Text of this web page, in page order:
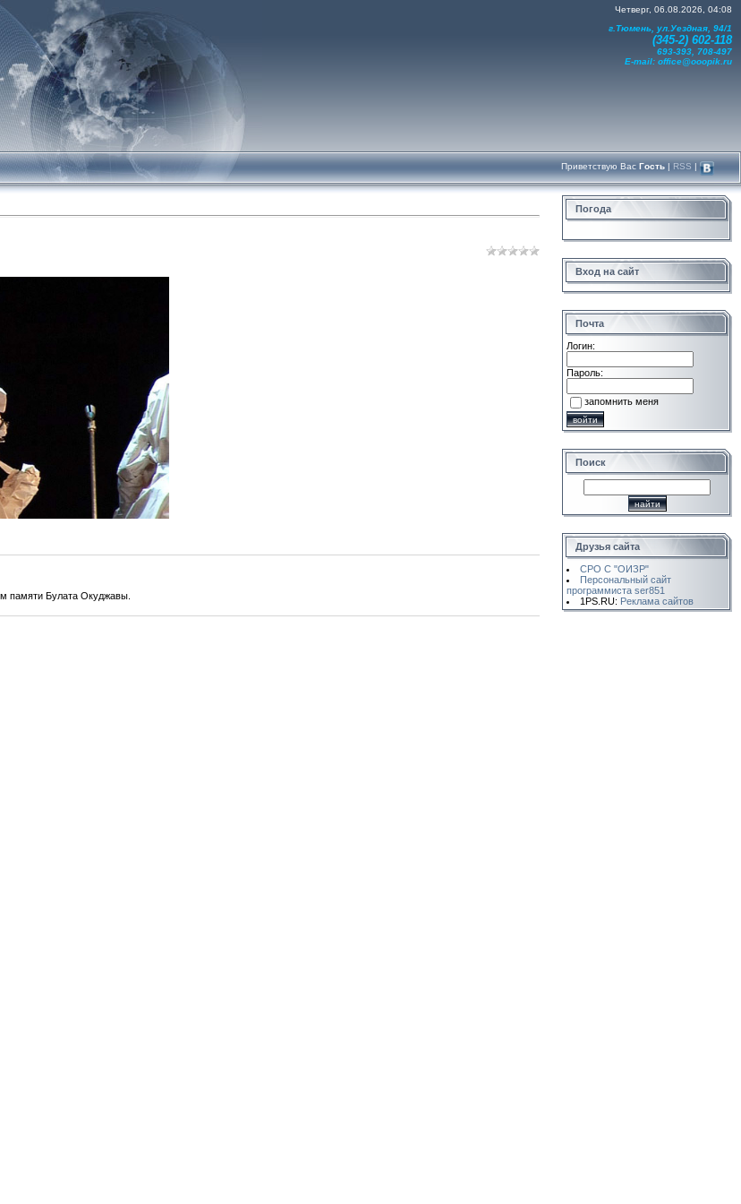
Четверг, 06.08.2026, 04:08
г.Тюмень, ул.Уездная, 94/1
(345-2) 602-118
693-393, 708-497
E-mail: office@ooopik.ru
Приветствую Вас Гость | RSS |
памяти Булата Окуджавы.
Погода
Вход на сайт
Почта
Логин:
Пароль:
запомнить меня
Поиск
Друзья сайта
СРО С "ОИЗР"
Персональный сайт
программиста ser851
1PS.RU: Реклама сайтов